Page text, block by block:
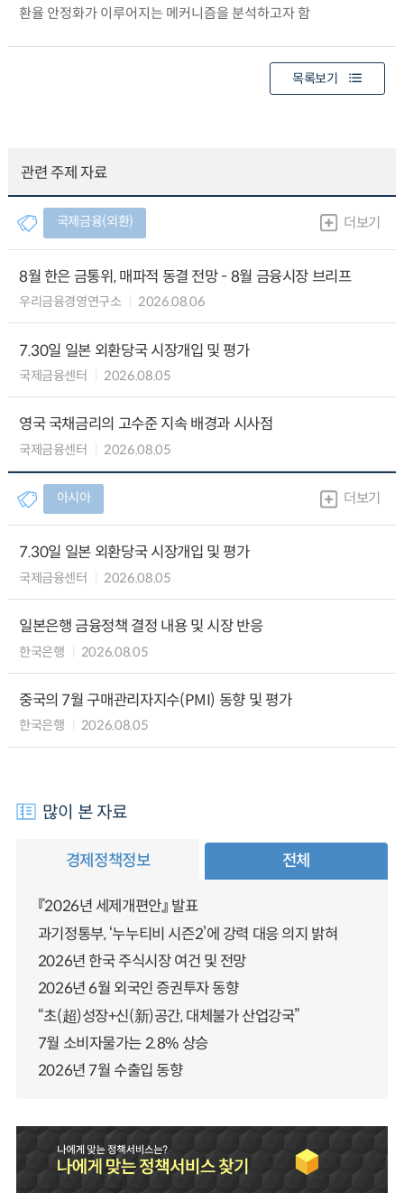
환율 안정화가 이루어지는 메커니즘을 분석하고자 함
목록보기
관련 주제 자료
국제금융(외환) 더보기
8월 한은 금통위, 매파적 동결 전망 - 8월 금융시장 브리프
우리금융경영연구소 2026.08.06
7.30일 일본 외환당국 시장개입 및 평가
국제금융센터 2026.08.05
영국 국채금리의 고수준 지속 배경과 시사점
국제금융센터 2026.08.05
아시아 더보기
7.30일 일본 외환당국 시장개입 및 평가
국제금융센터 2026.08.05
일본은행 금융정책 결정 내용 및 시장 반응
한국은행 2026.08.05
중국의 7월 구매관리자지수(PMI) 동향 및 평가
한국은행 2026.08.05
많이 본 자료
경제정책정보 전체
『2026년 세제개편안』 발표
과기정통부, ‘누누티비 시즌2’에 강력 대응 의지 밝혀
2026년 한국 주식시장 여건 및 전망
2026년 6월 외국인 증권투자 동향
“초(超)성장+신(新)공간, 대체불가 산업강국”
7월 소비자물가는 2.8% 상승
2026년 7월 수출입 동향